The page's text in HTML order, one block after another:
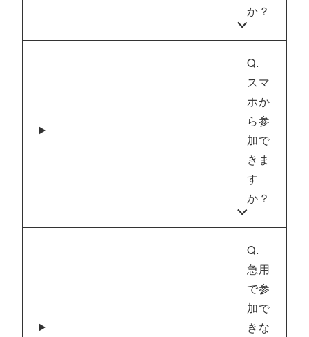
か？
Q.
スマ
ホか
ら参
加で
きま
す
か？
Q.
急用
で参
加で
きな